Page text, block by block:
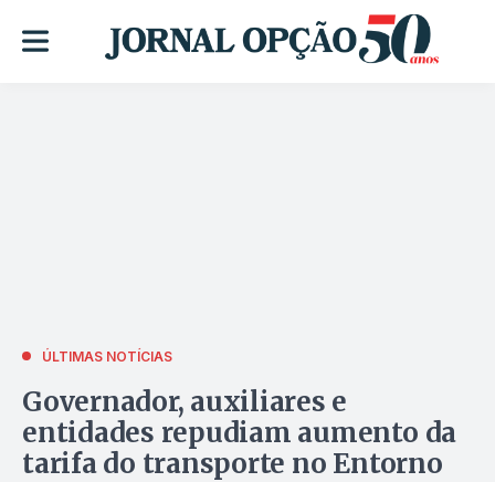
ÚLTIMAS NOTÍCIAS
Governador, auxiliares e
entidades repudiam aumento da
tarifa do transporte no Entorno